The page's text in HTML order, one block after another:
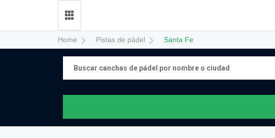
Home Pistas de pádel Santa Fe